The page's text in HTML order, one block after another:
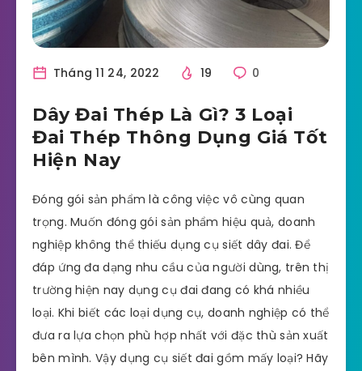
Tháng 11 24, 2022 19 0
Dây Đai Thép Là Gì? 3 Loại
Đai Thép Thông Dụng Giá Tốt
Hiện Nay
Đóng gói sản phẩm là công việc vô cùng quan
trọng. Muốn đóng gói sản phẩm hiệu quả, doanh
nghiệp không thể thiếu dụng cụ siết dây đai. Để
đáp ứng đa dạng nhu cầu của người dùng, trên thị
trường hiện nay dụng cụ đai đang có khá nhiều
loại. Khi biết các loại dụng cụ, doanh nghiệp có thể
đưa ra lựa chọn phù hợp nhất với đặc thù sản xuất
bên mình. Vậy dụng cụ siết đai gồm mấy loại? Hãy